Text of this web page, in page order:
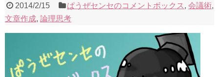
2014/2/15 ぱうぜセンセのコメントボックス ,会議術,
文章作成, 論理思考